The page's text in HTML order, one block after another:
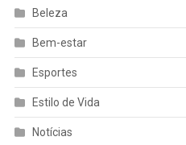
Beleza
Bem-estar
Esportes
Estilo de Vida
Notícias